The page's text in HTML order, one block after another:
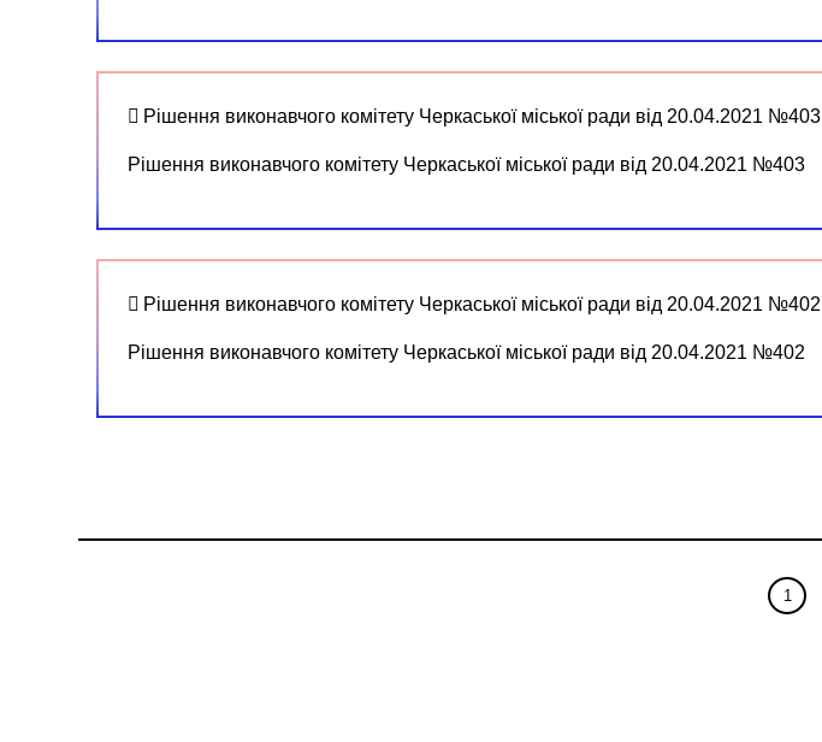
Рішення виконавчого комітету Черкаської міської ради від 20.04.2021 №403
Рішення виконавчого комітету Черкаської міської ради від 20.04.2021 №403
Рішення виконавчого комітету Черкаської міської ради від 20.04.2021 №402
Рішення виконавчого комітету Черкаської міської ради від 20.04.2021 №402
1